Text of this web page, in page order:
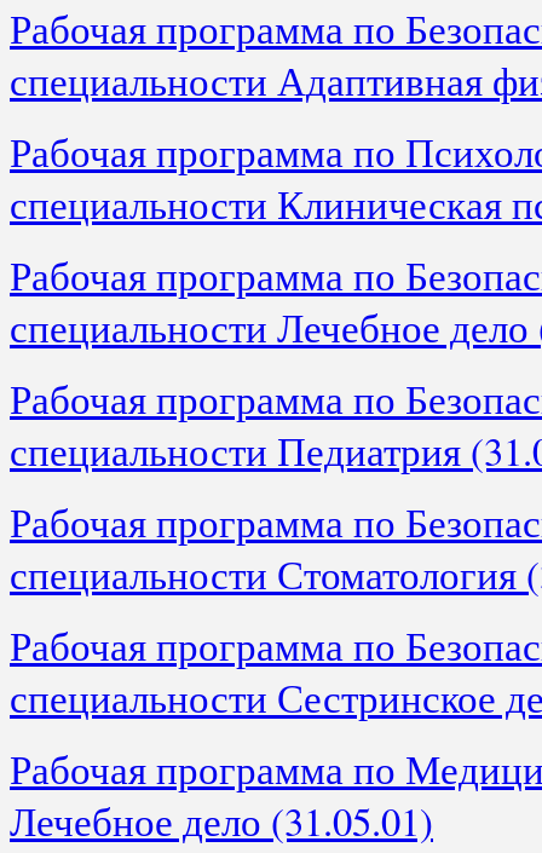
Рабочая программа по
специальности Адаптивная
Рабочая программа по
специальности Клиническая
Рабочая программа по
специальности Лечебное дело
Рабочая программа по
специальности Педиатрия
Рабочая программа по
специальности Стоматология
Рабочая программа по
специальности Сестринское
Рабочая программа по
Лечебное дело (31.05.01)